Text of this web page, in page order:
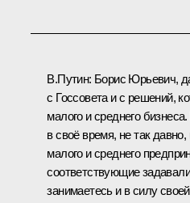
В.Путин: Борис Юрьевич,
с Госсоветаи с решений,
малого и среднего
в своё время, не так
малого и среднего
соответствующие
занимаетесь и в силу